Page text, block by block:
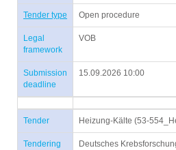
Tender type Open procedure
Legal
framework
VOB
Submission
deadline
15.09.2026 10:00
Tender Heizung-Kälte (53-
Tendering
Deutsches